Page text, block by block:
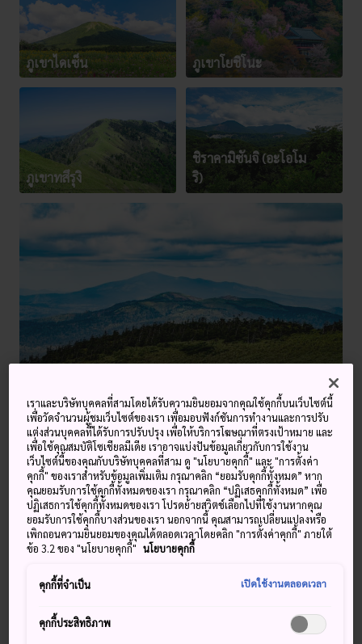
ภูเขาไดเซ็น ภูเขาโยชิโนะ
ภูเขาทสึรุงิ
ชิราคามิซันจิ (อะโอโม
ริ)
เดินป่าฮะจิมันไต
ภูเขาอนทาเคะ ภูเขาโอมิเนะ
ภูเขาไฟฟูจิ
เราและบริษัทบุคคลที่สามโดยได้รับความยินยอมจากคุณใช้คุกกี้บนเว็บไซต์นี้
เพื่อวัดจำนวนผู้ชมเว็บไซต์ของเรา เพื่อมอบฟังก์ชันการทำงานและการปรับ
แต่งส่วนบุคคลที่ได้รับการปรับปรุง เพื่อให้บริการโฆษณาที่ตรงเป้าหมาย และ
เพื่อใช้คุณสมบัติโซเชียลมีเดีย เราอาจแบ่งปันข้อมูลเกี่ยวกับการใช้งาน
เว็บไซต์นี้ของคุณกับบริษัทบุคคลที่สาม ดู "นโยบายคุกกี้" และ "การตั้งค่า
คุกกี้" ของเราสำหรับข้อมูลเพิ่มเติม กรุณาคลิก “ยอมรับคุกกี้ทั้งหมด” หาก
คุณยอมรับการใช้คุกกี้ทั้งหมดของเรา กรุณาคลิก “ปฏิเสธคุกกี้ทั้งหมด” เพื่อ
ปฏิเสธการใช้คุกกี้ทั้งหมดของเรา โปรดย้ายสวิตช์เลือกไปที่ใช้งานหากคุณ
ยอมรับการใช้คุกกี้บางส่วนของเรา นอกจากนี้ คุณสามารถเปลี่ยนแปลงหรือ
เพิกถอนความยินยอมของคุณได้ตลอดเวลาโดยคลิก "การตั้งค่าคุกกี้" ภายใต้
ข้อ 3.2 ของ "นโยบายคุกกี้" นโยบายคุกกี้
คุกกี้ที่จำเป็น เปิดใช้งานตลอดเวลา
คุกกี้ประสิทธิภาพ